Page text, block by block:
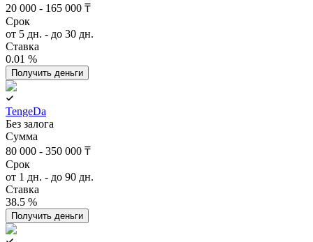
20 000 - 165 000 ₸
Срок
от 5 дн. - до 30 дн.
Ставка
0.01 %
Получить деньги
TengeDa
Без залога
Сумма
80 000 - 350 000 ₸
Срок
от 1 дн. - до 90 дн.
Ставка
38.5 %
Получить деньги